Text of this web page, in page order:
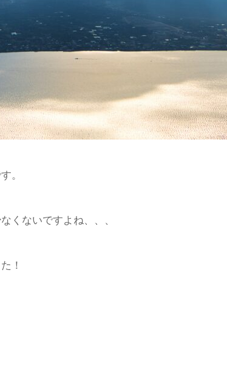
。
くないですよね、、、
！